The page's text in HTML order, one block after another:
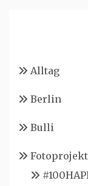
Alltag
Berlin
Bulli